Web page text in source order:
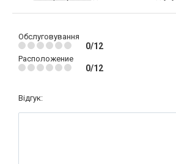
Обслуговування
0/12
Расположение
0/12
Відгук: